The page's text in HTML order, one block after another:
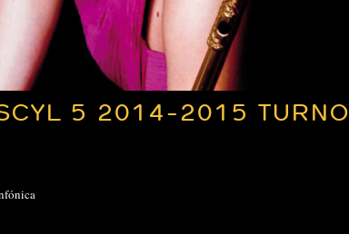
5 2014-2015 TURNO